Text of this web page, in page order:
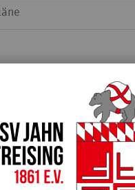
wurde kräftig abgesahnt ...
Maria, Theresa, Lea und Jörg